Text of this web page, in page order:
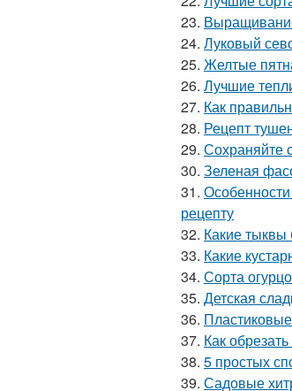
23.
24. Луковый
25. Желтые
26. Лучшие
27. Как
28. Рецепт
29. Сохраняйте
30. Зеленая
31.
рецепту
32. Какие
33. Какие
34. Сорта
35. Детская
36.
37. Как
38. 5 простых
39. Садовые